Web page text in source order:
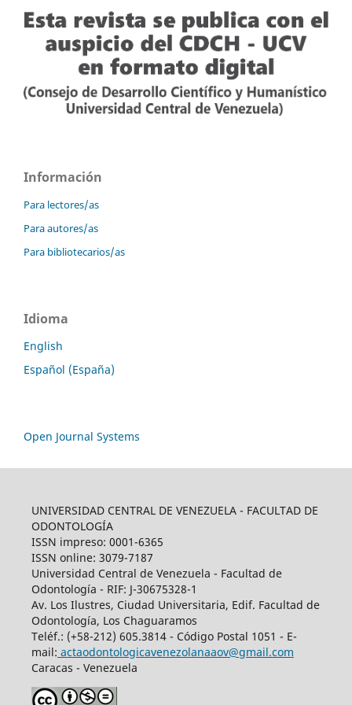
Información
Para lectores/as
Para autores/as
Para bibliotecarios/as
Idioma
English
Español (España)
Open Journal Systems
UNIVERSIDAD CENTRAL DE VENEZUELA - FACULTAD DE
ODONTOLOGÍA
ISSN impreso: 0001-6365
ISSN online: 3079-7187
Universidad Central de Venezuela - Facultad de
Odontología - RIF: J-30675328-1
Av. Los Ilustres, Ciudad Universitaria, Edif. Facultad de
Odontología, Los Chaguaramos
Teléf.: (+58-212) 605.3814 - Código Postal 1051 - E-
mail: actaodontologicavenezolanaaov@gmail.com
Caracas - Venezuela